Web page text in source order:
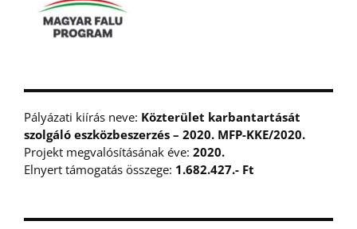
Pályázati kiírás neve: Közterület karbantartását
szolgáló eszközbeszerzés – 2020. MFP-KKE/2020.
Projekt megvalósításának éve: 2020.
Elnyert támogatás összege: 1.682.427.- Ft